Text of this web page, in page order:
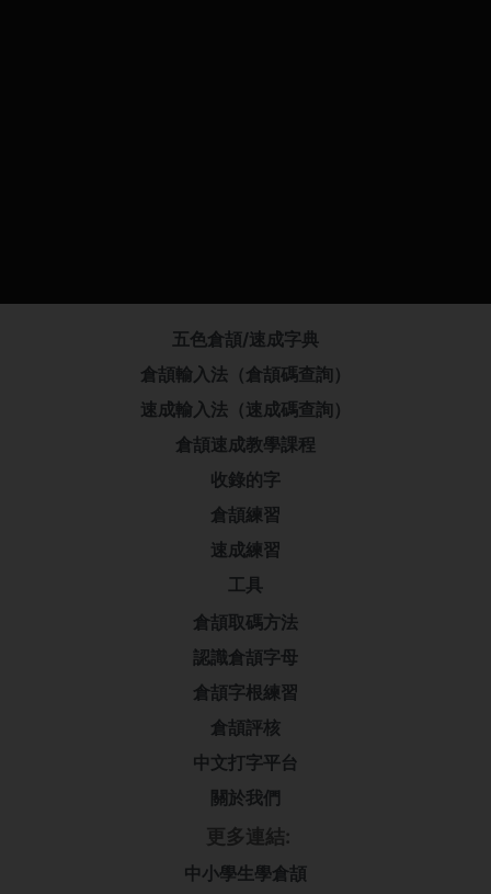
五色倉頡/速成字典
倉頡輸入法（倉頡碼查詢）
速成輸入法（速成碼查詢）
倉頡速成教學課程
收錄的字
倉頡練習
速成練習
工具
倉頡取碼方法
認識倉頡字母
倉頡字根練習
倉頡評核
中文打字平台
關於我們
更多連結:
中小學生學倉頡